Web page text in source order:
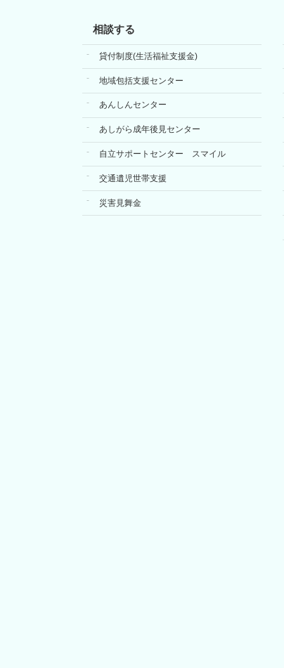
ジ
送
り
相談する
貸付制度(生活福祉支援金)
地域包括支援センター
あんしんセンター
あしがら成年後見センター
自立サポートセンター スマイル
交通遺児世帯支援
災害見舞金